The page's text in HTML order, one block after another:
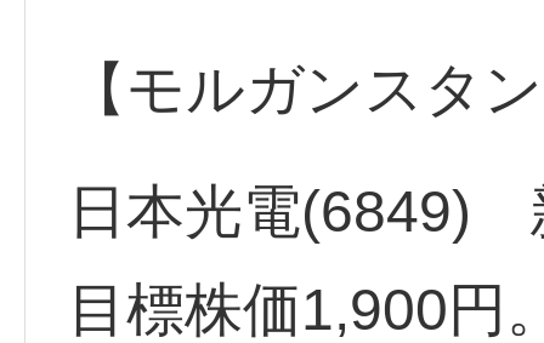
【モルガンスタ
日本光電(6849)
目標株価1,900円